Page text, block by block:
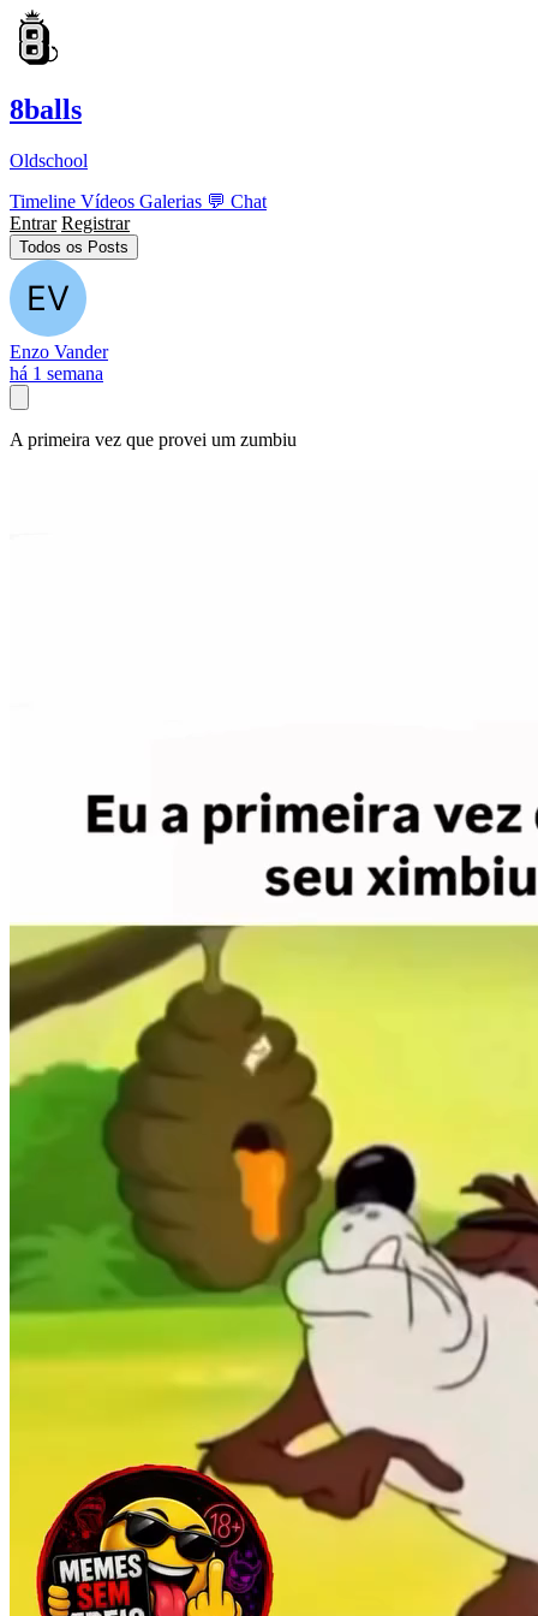
8balls
Oldschool
Timeline Vídeos Galerias 💬 Chat
Entrar Registrar
Todos os Posts
Enzo Vander
há 1 semana
A primeira vez que provei um zumbiu